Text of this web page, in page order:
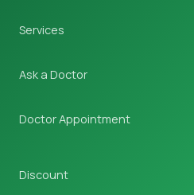
Services
Ask a Doctor
Doctor Appointment
Discount